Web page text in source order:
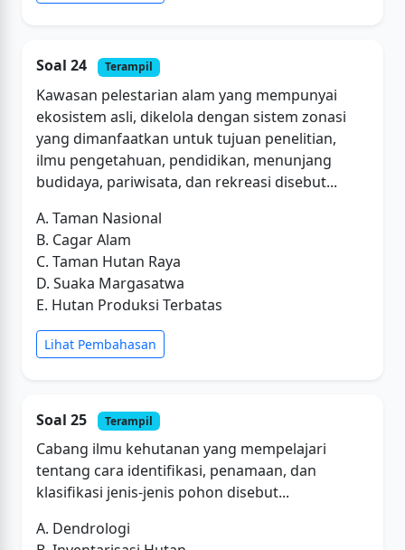
Soal 24 Terampil
Kawasan pelestarian alam yang mempunyai
ekosistem asli, dikelola dengan sistem zonasi
yang dimanfaatkan untuk tujuan penelitian,
ilmu pengetahuan, pendidikan, menunjang
budidaya, pariwisata, dan rekreasi disebut...
A. Taman Nasional
B. Cagar Alam
C. Taman Hutan Raya
D. Suaka Margasatwa
E. Hutan Produksi Terbatas
Lihat Pembahasan
Soal 25 Terampil
Cabang ilmu kehutanan yang mempelajari
tentang cara identifikasi, penamaan, dan
klasifikasi jenis-jenis pohon disebut...
A. Dendrologi